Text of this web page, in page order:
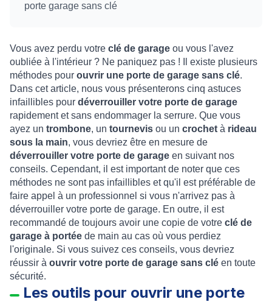
porte garage sans clé
Vous avez perdu votre clé de garage ou vous l'avez
oubliée à l'intérieur ? Ne paniquez pas ! Il existe plusieurs
méthodes pour ouvrir une porte de garage sans clé.
Dans cet article, nous vous présenterons cinq astuces
infaillibles pour déverrouiller votre porte de garage
rapidement et sans endommager la serrure. Que vous
ayez un trombone, un tournevis ou un crochet à rideau
sous la main, vous devriez être en mesure de
déverrouiller votre porte de garage en suivant nos
conseils. Cependant, il est important de noter que ces
méthodes ne sont pas infaillibles et qu'il est préférable de
faire appel à un professionnel si vous n'arrivez pas à
déverrouiller votre porte de garage. En outre, il est
recommandé de toujours avoir une copie de votre clé de
garage à portée de main au cas où vous perdiez
l'originale. Si vous suivez ces conseils, vous devriez
réussir à ouvrir votre porte de garage sans clé en toute
sécurité.
Les outils pour ouvrir une porte